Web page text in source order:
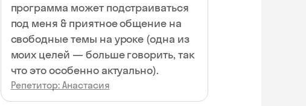
программа может подстраиваться
под меня & приятное общение на
свободные темы на уроке (одна из
моих целей — больше говорить, так
что это особенно актуально).
Репетитор: Анастасия